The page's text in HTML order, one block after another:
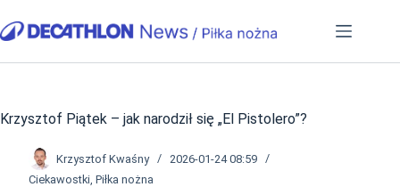
do
Krzysztof Piątek – jak narodził się „El Pistolero”?
Krzysztof Kwaśny
2026-01-24 08:59
Ciekawostki, Piłka nożna